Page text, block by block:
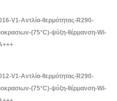
V1-Αντλία-θερμότητας-R290-
(75°C)-ψύξη-θέρμανση-Wi-
V1-Αντλία-θερμότητας-R290-
(75°C)-ψύξη-θέρμανση-Wi-